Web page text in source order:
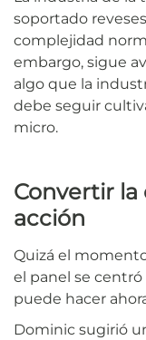
soportado
complejidad
embargo, sigue
algo que la
debe seguir
micro.
Convertir la
acción
Quizá el
el panel se centró
puede hacer
Dominic sugirió